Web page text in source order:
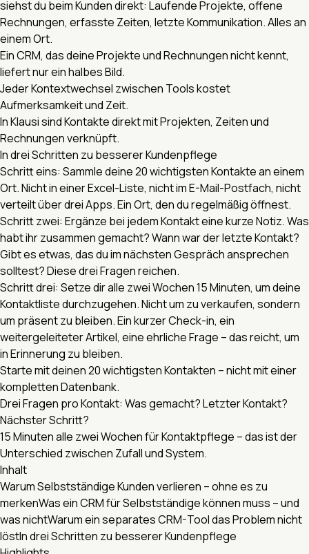
siehst du beim Kunden direkt: Laufende Projekte, offene
Rechnungen, erfasste Zeiten, letzte Kommunikation. Alles an
einem Ort.
Ein CRM, das deine Projekte und Rechnungen nicht kennt,
liefert nur ein halbes Bild.
Jeder Kontextwechsel zwischen Tools kostet
Aufmerksamkeit und Zeit.
In Klausi sind Kontakte direkt mit Projekten, Zeiten und
Rechnungen verknüpft.
In drei Schritten zu besserer Kundenpflege
Schritt eins: Sammle deine 20 wichtigsten Kontakte an einem
Ort. Nicht in einer Excel-Liste, nicht im E-Mail-Postfach, nicht
verteilt über drei Apps. Ein Ort, den du regelmäßig öffnest.
Schritt zwei: Ergänze bei jedem Kontakt eine kurze Notiz. Was
habt ihr zusammen gemacht? Wann war der letzte Kontakt?
Gibt es etwas, das du im nächsten Gespräch ansprechen
solltest? Diese drei Fragen reichen.
Schritt drei: Setze dir alle zwei Wochen 15 Minuten, um deine
Kontaktliste durchzugehen. Nicht um zu verkaufen, sondern
um präsent zu bleiben. Ein kurzer Check-in, ein
weitergeleiteter Artikel, eine ehrliche Frage – das reicht, um
in Erinnerung zu bleiben.
Starte mit deinen 20 wichtigsten Kontakten – nicht mit einer
kompletten Datenbank.
Drei Fragen pro Kontakt: Was gemacht? Letzter Kontakt?
Nächster Schritt?
15 Minuten alle zwei Wochen für Kontaktpflege – das ist der
Unterschied zwischen Zufall und System.
Inhalt
Warum Selbstständige Kunden verlieren – ohne es zu
merkenWas ein CRM für Selbstständige können muss – und
was nichtWarum ein separates CRM-Tool das Problem nicht
löstIn drei Schritten zu besserer Kundenpflege